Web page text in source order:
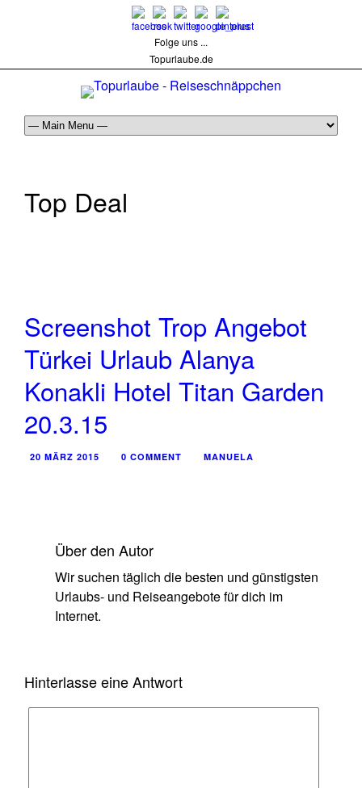
Folge uns ...
Topurlaube.de
Top Deal
Screenshot Trop Angebot
Türkei Urlaub Alanya
Konakli Hotel Titan Garden
20.3.15
20 MÄRZ 2015 0 COMMENT MANUELA
Über den Autor
Wir suchen täglich die besten und günstigsten
Urlaubs- und Reiseangebote für dich im
Internet.
Hinterlasse eine Antwort